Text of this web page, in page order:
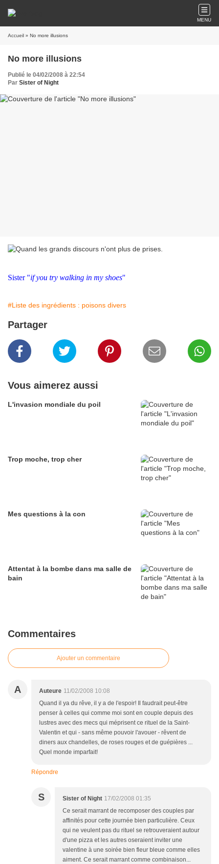
MENU
Accueil » No more illusions
No more illusions
Publié le 04/02/2008 à 22:54
Par Sister of Night
Sister "if you try walking in my shoes"
#Liste des ingrédients : poisons divers
Partager
Vous aimerez aussi
L'invasion mondiale du poil
Trop moche, trop cher
Mes questions à la con
Attentat à la bombe dans ma salle de
bain
Commentaires
Ajouter un commentaire
A Auteure 11/02/2008 10:08
Quand il ya du rêve, il y a de l'espoir! Il faudrait peut-être
penser à celles qui comme moi sont en couple depuis des
lustres avec des mecs qui méprisent ce rituel de la Saint-
Valentin et qui - sans même pouvoir l'avouer - rêvent de
diners aux chandelles, de roses rouges et de guépières ...
Quel monde imparfait!
Répondre
S Sister of Night 17/02/2008 01:35
Ce serait marrant de recomposer des couples par
affinités pour cette journée bien particulière. Ceux
qui ne veulent pas du rituel se retrouveraient autour
d'une pizza et les autres oseraient inviter une
valentine à une soirée bien fleur bleue comme elles
aiment. Ce serait marrant comme combinaison...